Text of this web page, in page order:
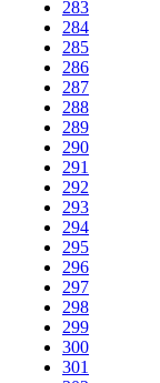
283
284
285
286
287
288
289
290
291
292
293
294
295
296
297
298
299
300
301